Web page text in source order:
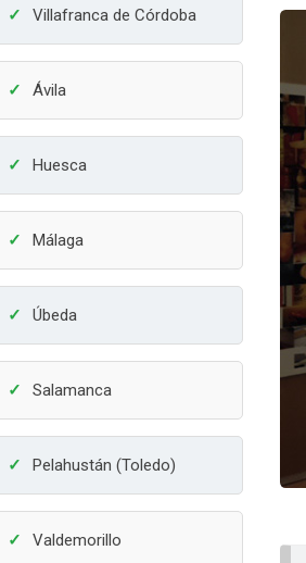
Villafranca de Córdoba
Ávila
Huesca
Málaga
Úbeda
Salamanca
Pelahustán (Toledo)
Valdemorillo